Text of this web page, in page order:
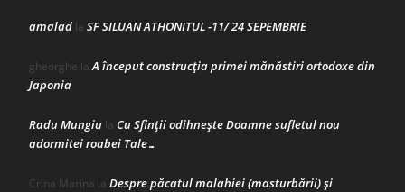
amalad la SF SILUAN ATHONITUL -11/ 24 SEPEMBRIE
gheorghe laA început construcţia primei mănăstiri ortodoxe din
Japonia
Radu Mungiu la Cu Sfinții odihnește Doamne sufletul nou
adormitei roabei Tale…
Crina Marina la Despre păcatul malahiei (masturbării) şi